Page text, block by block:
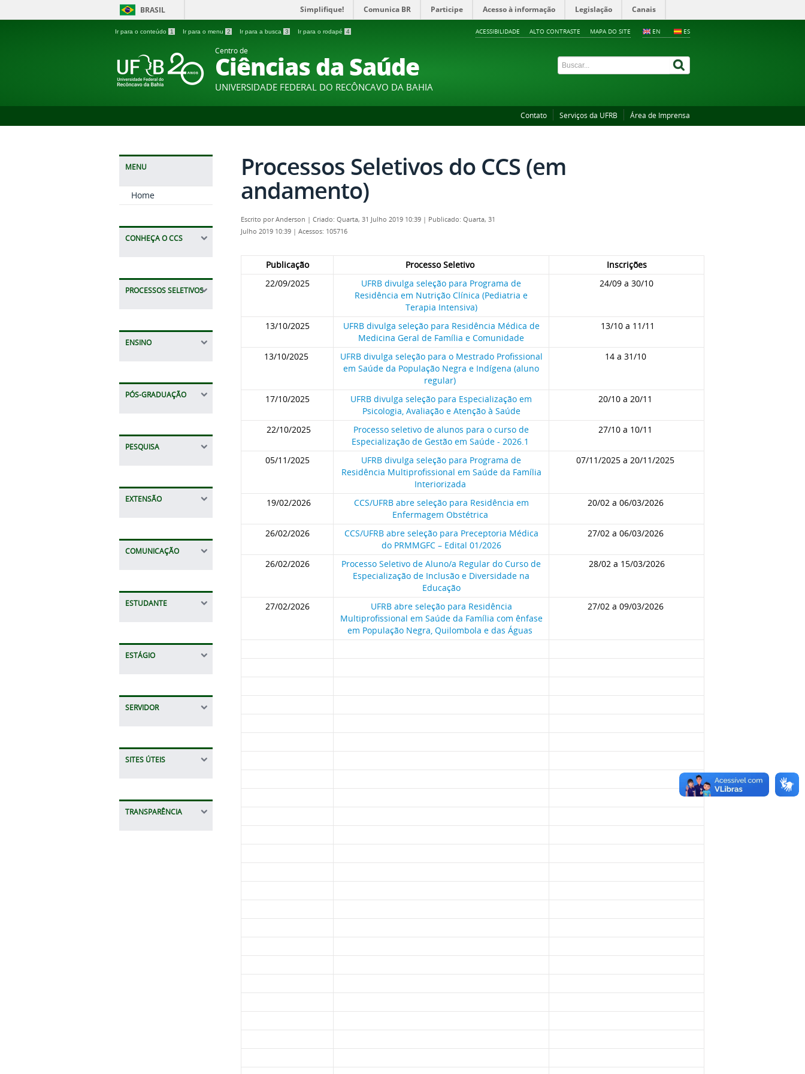
BRASIL Simplifique! Comunica BR Participe Acesso à informação Legislação Canais
Ir para o conteúdo 1 Ir para o menu 2 Ir para a busca 3 Ir para o rodapé 4 EN ES
ACESSIBILIDADE ALTO CONTRASTE MAPA DO SITE
Centro de
Ciências da Saúde
UNIVERSIDADE FEDERAL DO RECÔNCAVO DA BAHIA
Contato Serviços da UFRB Área de Imprensa
MENU
Home
CONHEÇA O CCS
PROCESSOS SELETIVOS
ENSINO
PÓS-GRADUAÇÃO
PESQUISA
EXTENSÃO
COMUNICAÇÃO
ESTUDANTE
ESTÁGIO
SERVIDOR
SITES ÚTEIS
TRANSPARÊNCIA
Processos Seletivos do CCS (em
andamento)
Escrito porAnderson | Criado: Quarta, 31 Julho 2019 10:39 | Publicado: Quarta, 31
Julho 2019 10:39 | Acessos: 105716
Publicação Processo Seletivo
Inscrições
22/09/2025
UFRB divulga seleção para Programa de
Residência em Nutrição Clínica (Pediatria e
Terapia Intensiva)
24/09 a 30/10
13/10/2025
UFRB divulga seleção para Residência Médica de
Medicina Geral de Família e Comunidade
13/10 a 11/11
13/10/2025
UFRB divulga seleção para o Mestrado Profissional
em Saúde da População Negra e Indígena (aluno
regular)
14 a 31/10
17/10/2025
UFRB divulga seleção para Especialização em
Psicologia, Avaliação e Atenção à Saúde
20/10 a 20/11
22/10/2025
Processo seletivo de alunos para o curso de
Especialização de Gestão em Saúde - 2026.1
27/10 a 10/11
05/11/2025
UFRB divulga seleção para Programa de
Residência Multiprofissional em Saúde da Família
Interiorizada
07/11/2025 a 20/11/2025
19/02/2026
CCS/UFRB abre seleção para Residência em
Enfermagem Obstétrica
20/02 a 06/03/2026
26/02/2026
CCS/UFRB abre seleção para Preceptoria Médica
do PRMMGFC – Edital 01/2026
27/02 a 06/03/2026
26/02/2026
Processo Seletivo de Aluno/a Regular do Curso de
Especialização de Inclusão e Diversidade na
Educação
28/02 a 15/03/2026
27/02/2026
UFRB abre seleção para Residência
Multiprofissional em Saúde da Família com ênfase
em População Negra, Quilombola e das Águas
27/02 a 09/03/2026